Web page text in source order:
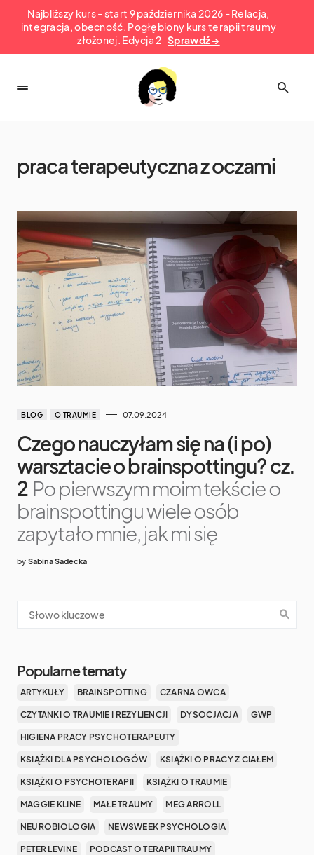
Najbliższy kurs - start 9 października 2026 - Relacja,
integracja, obecność. Pogłębiony kurs terapii traumy
złożonej. Edycja 2 Sprawdź →
praca terapeutyczna z oczami
BLOG O TRAUMIE 07.09.2024
Czego nauczyłam się na (i po)
warsztacie o brainspottingu? cz.
2 Po pierwszym moim tekście o
brainspottingu wiele osób
zapytało mnie, jak mi się
by Sabina Sadecka
Popularne tematy
ARTYKUŁY BRAINSPOTTING CZARNA OWCA
CZYTANKI O TRAUMIE I REZYLIENCJI DYSOCJACJA GWP
HIGIENA PRACY PSYCHOTERAPEUTY
KSIĄŻKI DLA PSYCHOLOGÓW KSIĄŻKI O PRACY Z CIAŁEM
KSIĄŻKI O PSYCHOTERAPII KSIĄŻKI O TRAUMIE
MAGGIE KLINE MAŁE TRAUMY MEG ARROLL
NEUROBIOLOGIA NEWSWEEK PSYCHOLOGIA
PETER LEVINE PODCAST O TERAPII TRAUMY